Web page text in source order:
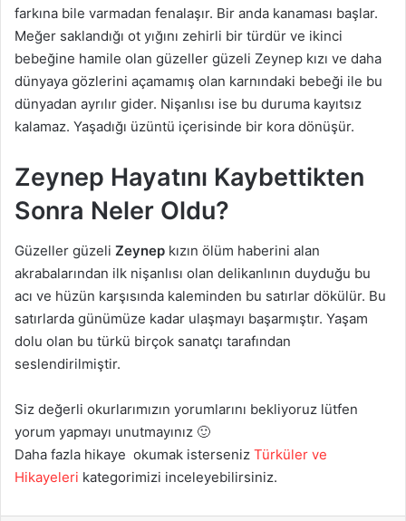
farkına bile varmadan fenalaşır. Bir anda kanaması başlar.
Meğer saklandığı ot yığını zehirli bir türdür ve ikinci
bebeğine hamile olan güzeller güzeli Zeynep kızı ve daha
dünyaya gözlerini açamamış olan karnındaki bebeği ile bu
dünyadan ayrılır gider. Nişanlısı ise bu duruma kayıtsız
kalamaz. Yaşadığı üzüntü içerisinde bir kora dönüşür.
Zeynep Hayatını Kaybettikten
Sonra Neler Oldu?
Güzeller güzeli Zeynep kızın ölüm haberini alan
akrabalarından ilk nişanlısı olan delikanlının duyduğu bu
acı ve hüzün karşısında kaleminden bu satırlar dökülür. Bu
satırlarda günümüze kadar ulaşmayı başarmıştır. Yaşam
dolu olan bu türkü birçok sanatçı tarafından
seslendirilmiştir.
Siz değerli okurlarımızın yorumlarını bekliyoruz lütfen
yorum yapmayı unutmayınız 🙂
Daha fazla hikaye okumak isterseniz Türküler ve
Hikayeleri kategorimizi inceleyebilirsiniz.